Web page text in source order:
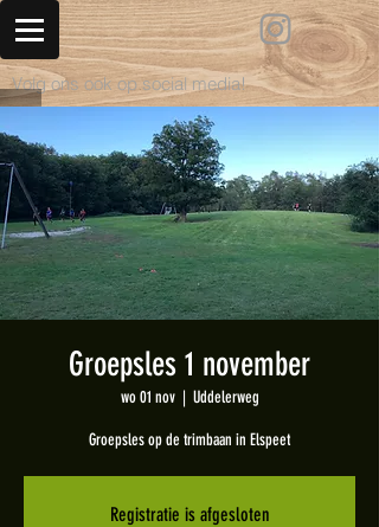
Volg ons ook op social media!
Groepsles 1 november
wo 01 nov
  |
Uddelerweg
Groepsles op de trimbaan in Elspeet
Registratie is afgesloten